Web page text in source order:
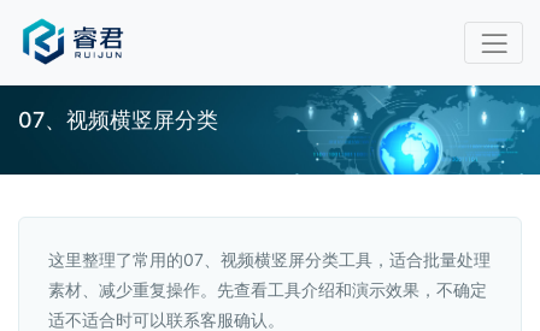
07、视频横竖屏分类
这里整理了常用的07、视频横竖屏分类工具，适合批量处理
素材、减少重复操作。先查看工具介绍和演示效果，不确定
适不适合时可以联系客服确认。